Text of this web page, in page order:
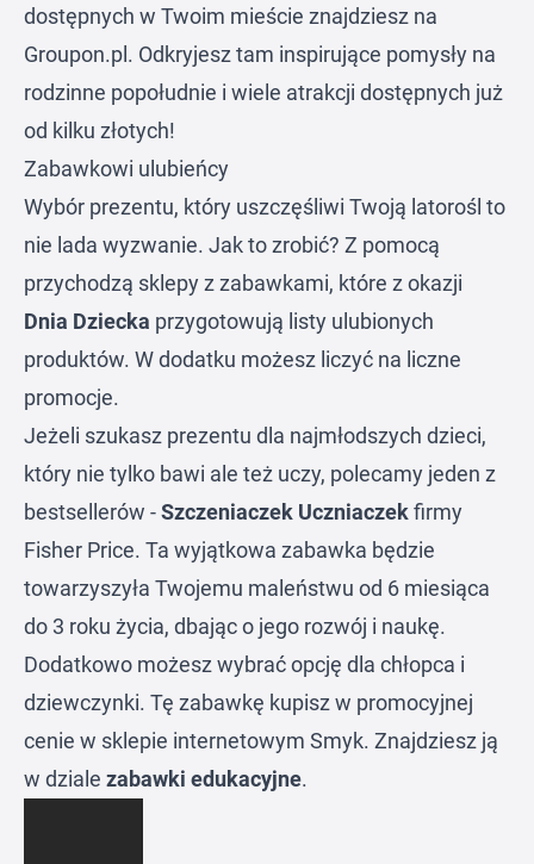
dostępnych w Twoim mieście znajdziesz na
Groupon.pl . Odkryjesz tam inspirujące pomysły na
rodzinne popołudnie i wiele atrakcji dostępnych już
od kilku złotych!
Zabawkowi ulubieńcy
Wybór prezentu, który uszczęśliwi Twoją latorośl to
nie lada wyzwanie. Jak to zrobić? Z pomocą
przychodzą sklepy z zabawkami, które z okazji
Dnia Dziecka przygotowują listy ulubionych
produktów. W dodatku możesz liczyć na liczne
promocje.
Jeżeli szukasz prezentu dla najmłodszych dzieci,
który nie tylko bawi ale też uczy, polecamy jeden z
bestsellerów -Szczeniaczek Uczniaczekfirmy
Fisher Price. Ta wyjątkowa zabawka będzie
towarzyszyła Twojemu maleństwu od 6 miesiąca
do 3 roku życia, dbając o jego rozwój i naukę.
Dodatkowo możesz wybrać opcję dla chłopca i
dziewczynki. Tę zabawkę kupisz w promocyjnej
cenie w sklepie internetowym Smyk. Znajdziesz ją
w dziale zabawki edukacyjne.